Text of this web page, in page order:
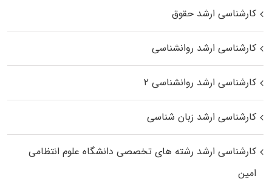
کارشناسی ارشد حقوق
کارشناسی ارشد روانشناسی
کارشناسی ارشد روانشناسی ۲
کارشناسی ارشد زبان شناسی
کارشناسی ارشد رﺷﺘﻪ ﻫﺎی تخصصی داﻧﺸﮕﺎه ﻋﻠﻮم انتظامی
اﻣﻴﻦ